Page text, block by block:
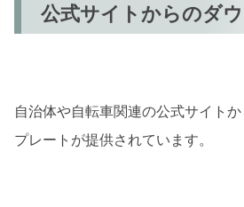
公式サイトからのダ
自治体や自転車関連の公式サイト
プレートが提供されています。